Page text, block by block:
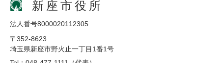
新座市役所
法人番号8000020112305
〒352-8623
埼玉県新座市野火止一丁目1番1号